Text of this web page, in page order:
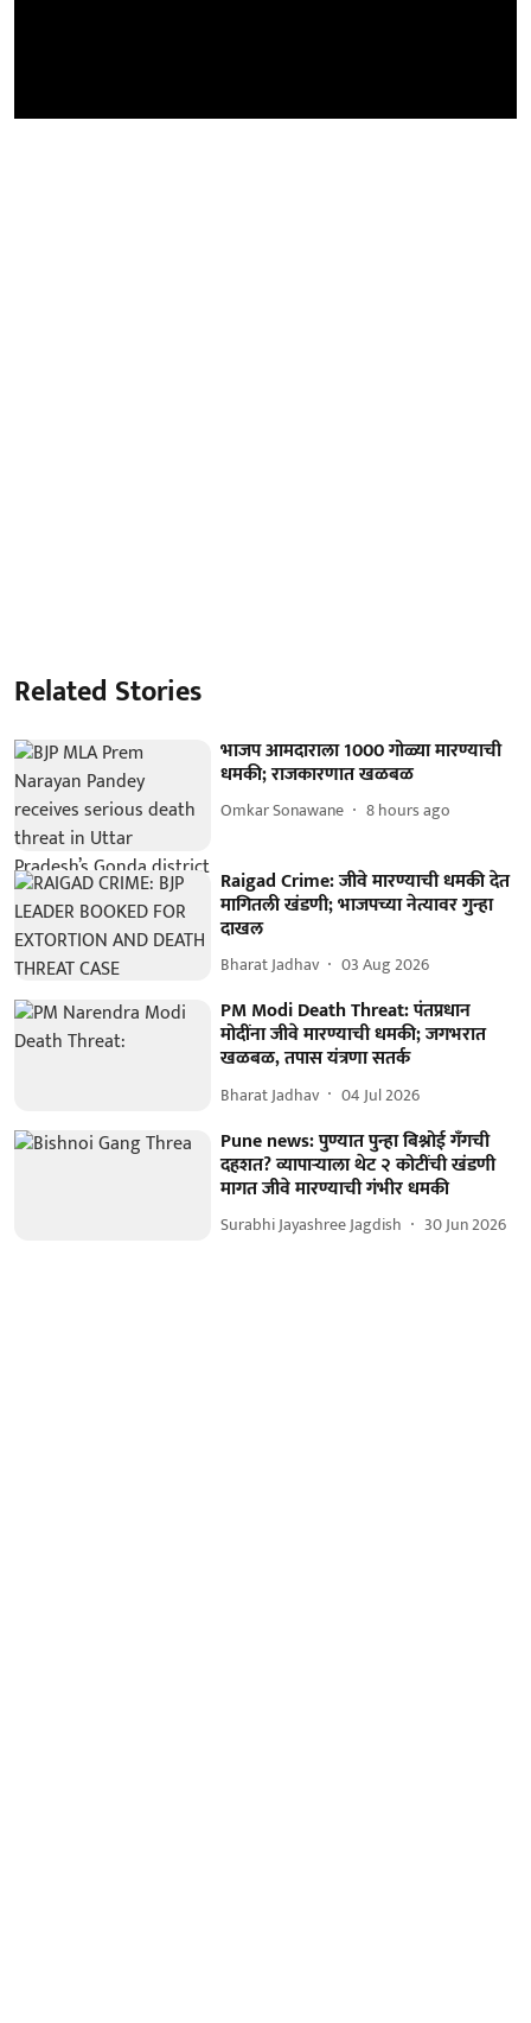
Related Stories
भाजप आमदाराला 1000 गोळ्या मारण्याची
धमकी; राजकारणात खळबळ
Omkar Sonawane 8 hours ago
Raigad Crime: जीवे मारण्याची धमकी देत
मागितली खंडणी; भाजपच्या नेत्यावर गुन्हा
दाखल
Bharat Jadhav 03 Aug 2026
PM Modi Death Threat: पंतप्रधान
मोदींना जीवे मारण्याची धमकी; जगभरात
खळबळ, तपास यंत्रणा सतर्क
Bharat Jadhav 04 Jul 2026
Pune news: पुण्यात पुन्हा बिश्नोई गँगची
दहशत? व्यापाऱ्याला थेट २ कोटींची खंडणी
मागत जीवे मारण्याची गंभीर धमकी
Surabhi Jayashree Jagdish 30 Jun 2026